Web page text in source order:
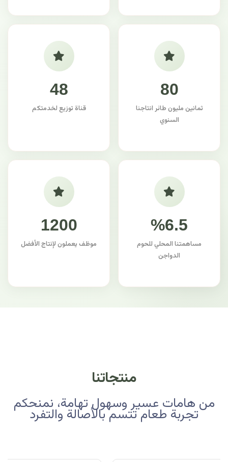
80
ثمانين مليون طائر انتاجنا
السنوي
48
قناة توزيع لخدمتكم
%6.5
مساهمتنا المحلي للحوم
الدواجن
1200
موظف يعملون لإنتاج الأفضل
منتجاتنا
من هامات عسير وسهول تهامة، نمنحكم
تجربة طعام تتسم بالأصالة والتفرد